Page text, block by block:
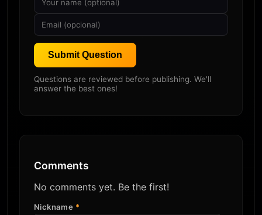
Submit Question
Questions are reviewed before publishing. We'll
answer the best ones!
Comments
No comments yet. Be the first!
Nickname *